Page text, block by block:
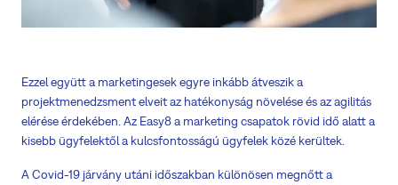
Ezzel együtt a marketingesek egyre inkább átveszik a
projektmenedzsment elveit az hatékonyság növelése és az agilitás
elérése érdekében. Az Easy8 a marketing csapatok rövid idő alatt a
kisebb ügyfelektől a kulcsfontosságú ügyfelek közé kerültek.
A Covid-19 járvány utáni időszakban különösen megnőtt a